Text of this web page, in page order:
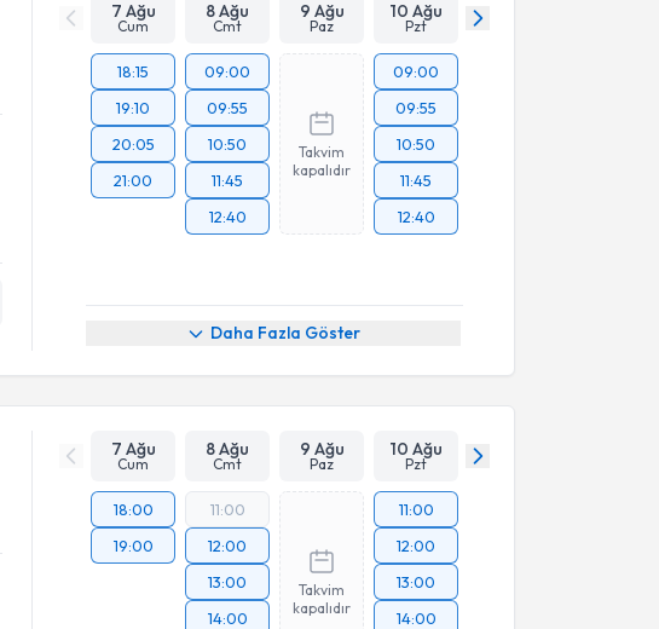
7 Ağu
Cum
8 Ağu
Cmt
9 Ağu
Paz
10 Ağu
Pzt
18:15
19:10
20:05
21:00
09:00
09:55
10:50
11:45
12:40
Takvim
kapalıdır
09:00
09:55
10:50
11:45
12:40
Daha Fazla Göster
7 Ağu
Cum
8 Ağu
Cmt
9 Ağu
Paz
10 Ağu
Pzt
18:00
19:00
11:00
12:00
13:00
14:00
Takvim
kapalıdır
11:00
12:00
13:00
14:00